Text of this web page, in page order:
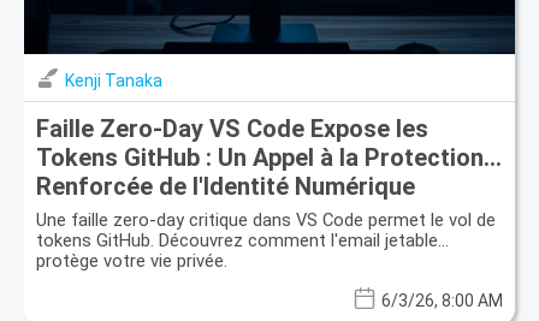
Kenji Tanaka
Faille Zero-Day VS Code Expose les
Tokens GitHub : Un Appel à la Protection
Renforcée de l'Identité Numérique
Une faille zero-day critique dans VS Code permet le vol de
tokens GitHub. Découvrez comment l'email jetable
protège votre vie privée.
6/3/26, 8:00 AM